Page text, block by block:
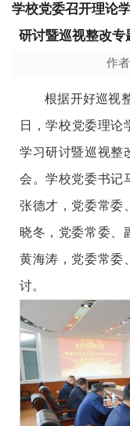
学校党委召开理论
研讨暨巡视整改
作
根据开好巡视
日，学校党委理论
学习研讨暨巡视整
会 。学校党委书记
张德才，党委常委
晓冬，党委常委、
黄海涛，党委常委
讨。